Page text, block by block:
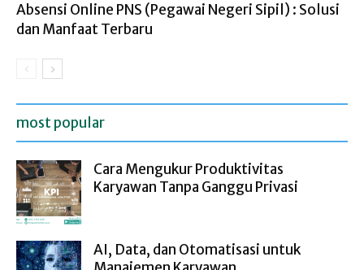
Absensi Online PNS (Pegawai Negeri Sipil) : Solusi
dan Manfaat Terbaru
most popular
Cara Mengukur Produktivitas
Karyawan Tanpa Ganggu Privasi
AI, Data, dan Otomatisasi untuk